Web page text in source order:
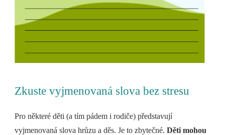
Zkuste vyjmenovaná slova bez stresu
Pro některé děti (a tím pádem i rodiče) představují
vyjmenovaná slova hrůzu a děs. Je to zbytečné.Děti mohou